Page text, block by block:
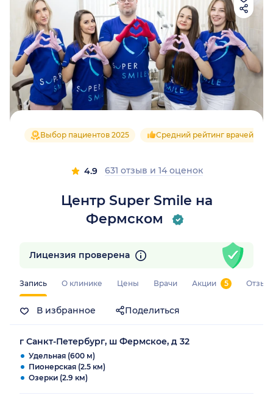
Центр Super Smile на
Фермском
Выбор пациентов 2025 Средний рейтинг врачей 4.8
4.9 631 отзыв и 14 оценок
Запись О клинике Цены Врачи Акции 5
В избранное Поделиться
Лицензия проверена
г Санкт-Петербург, ш Фермское, д 32
Удельная (600 м)
Пионерская (2.5 км)
Озерки (2.9 км)